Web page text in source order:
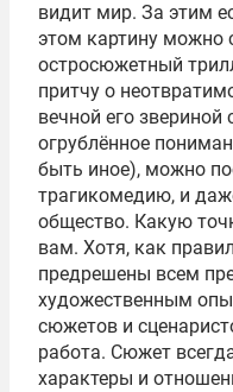
видит мир. За этим
этом картину можно
остросюжетный
притчу о
вечной его звериной
огрублённое
быть иное), можно
трагикомедию, и
общество. Какую
вам. Хотя, как
предрешены всем
художественным
сюжетов и
работа. Сюжет
характеры и